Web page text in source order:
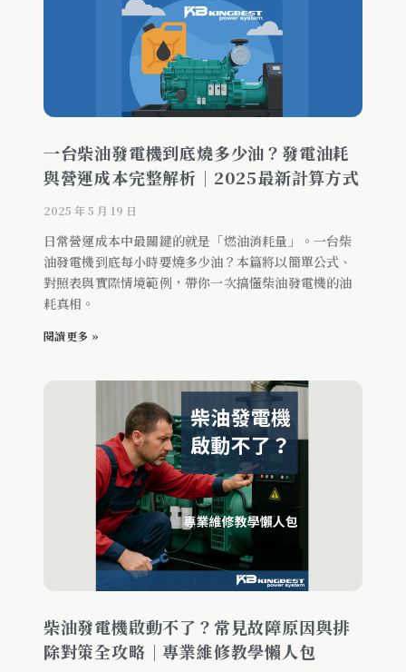
一台柴油發電機到底燒多少油？發電油耗
與營運成本完整解析｜2025最新計算方式
2025 年 5 月 19 日
日常營運成本中最關鍵的就是「燃油消耗量」。一台柴
油發電機到底每小時要燒多少油？本篇將以簡單公式、
對照表與實際情境範例，帶你一次搞懂柴油發電機的油
耗真相。
閱讀更多 »
柴油發電機啟動不了？常見故障原因與排
除對策全攻略｜專業維修教學懶人包